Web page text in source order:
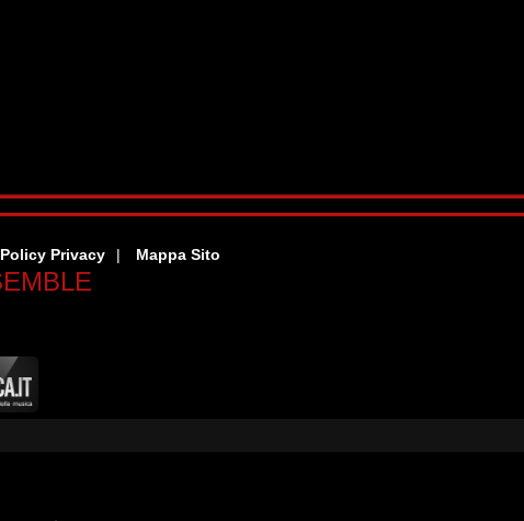
Privacy Mappa Sito